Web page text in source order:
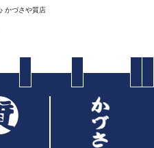
かづさや質店